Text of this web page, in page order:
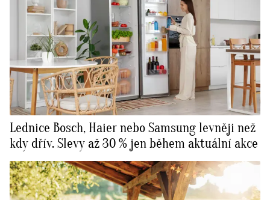
Lednice Bosch, Haier nebo Samsung levněji než
kdy dřív. Slevy až 30 % jen během aktuální akce